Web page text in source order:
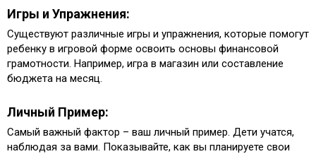
Игры и Упражнения:
Существуют различные игры и упражнения, которые помогут
ребенку в игровой форме освоить основы финансовой
грамотности. Например, игра в магазин или составление
бюджета на месяц.
Личный Пример:
Самый важный фактор – ваш личный пример. Дети учатся,
наблюдая за вами. Показывайте, как вы планируете свои